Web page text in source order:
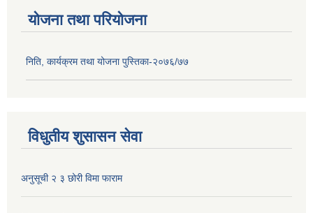
योजना तथा परियोजना
निति, कार्यक्रम तथा योजना पुस्तिका-२०७६/७७
विधुतीय शुसासन सेवा
अनुसूची २ ३ छोरी विमा फाराम